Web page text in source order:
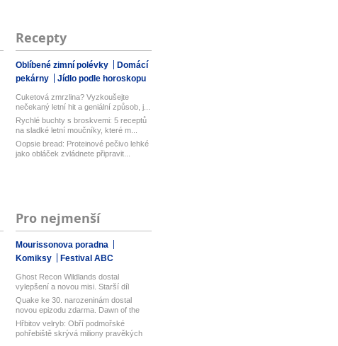
Recepty
Oblíbené zimní polévky
Domácí
pekárny
Jídlo podle horoskopu
Cuketová zmrzlina? Vyzkoušejte
nečekaný letní hit a geniální způsob, j...
Rychlé buchty s broskvemi: 5 receptů
na sladké letní moučníky, které m...
Oopsie bread: Proteinové pečivo lehké
jako obláček zvládnete připravit...
Pro nejmenší
Mourissonova poradna
Komiksy
Festival ABC
Ghost Recon Wildlands dostal
vylepšení a novou misi. Starší díl
Ubisof...
Quake ke 30. narozeninám dostal
novou epizodu zdarma. Dawn of the
Mach...
Hřbitov velryb: Obří podmořské
pohřebiště skrývá miliony pravěkých